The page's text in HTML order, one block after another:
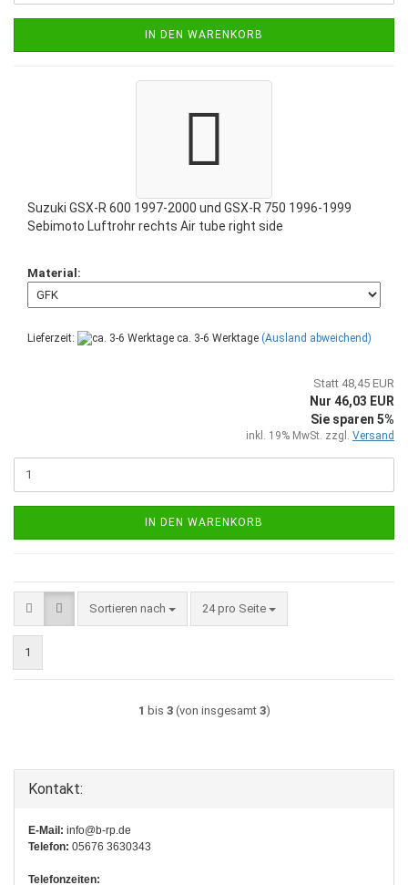
IN DEN WARENKORB
Suzuki GSX-R 600 1997-2000 und GSX-R 750 1996-1999
Sebimoto Luftrohr rechts Air tube right side
Material:
Lieferzeit: ca. 3-6 Werktage (Ausland abweichend)
Statt 48,45 EUR
Nur 46,03 EUR
Sie sparen 5%
inkl. 19% MwSt. zzgl. Versand
IN DEN WARENKORB
Sortieren nach
Sortieren nach 24 pro Seite
pro Seite
1
1 bis 3(von insgesamt 3)
Kontakt:
E-Mail: info@b-rp.de
Telefon: 05676 3630343
Telefonzeiten: